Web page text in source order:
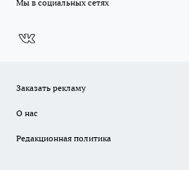
Мы в социальных сетях
Заказать рекламу
О нас
Редакционная политика